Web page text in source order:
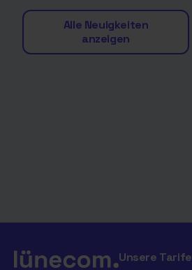
Alle Neuigkeiten
anzeigen
Unsere Tarife